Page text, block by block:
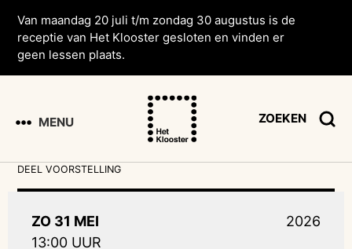
Van maandag 20 juli t/m zondag 30 augustus is de
receptie van Het Klooster gesloten en vinden er
geen lessen plaats.
MENU ZOEKEN
DEEL VOORSTELLING
ZO 31 MEI
13:00 UUR
2026